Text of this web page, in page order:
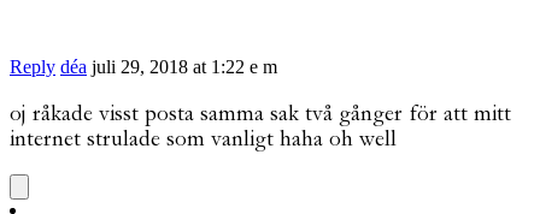
Reply déa juli 29, 2018 at 1:22 e m
oj råkade visst posta samma sak två gånger för att mitt
internet strulade som vanligt haha oh well